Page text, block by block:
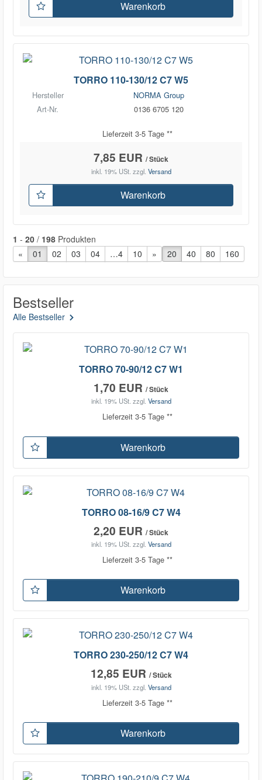
Warenkorb
TORRO 110-130/12 C7 W5
Hersteller
NORMA Group
Art-Nr.
0136 6705 120
Lieferzeit 3-5 Tage **
7,85 EUR / Stück
inkl. 19% USt. zzgl. Versand
Warenkorb
1 - 20 / 198 Produkten
« vorherige Seite
01 02 03 04 …4 10 nächste Seite
» 20 40 80 160
Bestseller
Alle Bestseller
TORRO 70-90/12 C7 W1
1,70 EUR / Stück
inkl. 19% USt. zzgl. Versand
Lieferzeit 3-5 Tage **
Warenkorb
TORRO 08-16/9 C7 W4
2,20 EUR / Stück
inkl. 19% USt. zzgl. Versand
Lieferzeit 3-5 Tage **
Warenkorb
TORRO 230-250/12 C7 W4
12,85 EUR / Stück
inkl. 19% USt. zzgl. Versand
Lieferzeit 3-5 Tage **
Warenkorb